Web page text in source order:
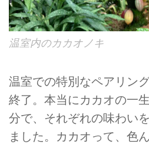
温室内のカカオノキ
温室での特別なペアリン
終了。本当にカカオの一
分で、それぞれの味わい
ました。カカオって、色